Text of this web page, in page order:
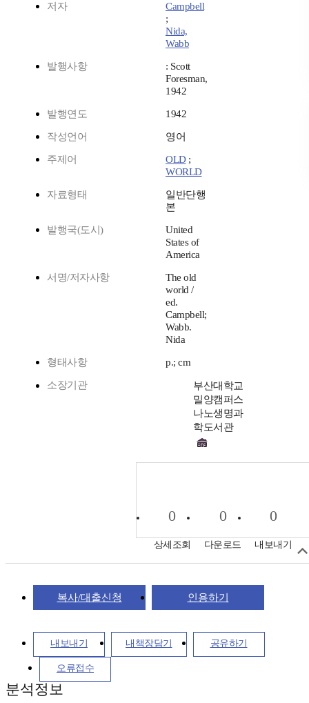
저자
Campbell
;
Nida,
Wabb
발행사항
: Scott
Foresman,
1942
발행연도 1942
작성언어 영어
주제어 OLD;
WORLD
자료형태
일반단행
본
발행국(도시)
United
States of
America
서명/저자사항
The old
world /
ed.
Campbell;
Wabb.
Nida
형태사항 p.; cm
소장기관
부산대학교
밀양캠퍼스
나노생명과
학도서관
0
상세조회
0
다운로드
0
내보내기
복사/대출신청 인용하기
내보내기 내책장담기 공유하기
오류접수
분석정보